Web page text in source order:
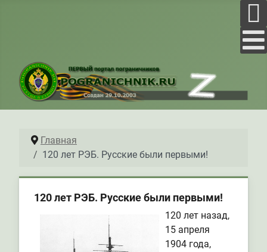
Главная
120 лет РЭБ. Русские были первыми!
120 лет РЭБ. Русские были первыми!
120 лет назад,
15 апреля
1904 года,